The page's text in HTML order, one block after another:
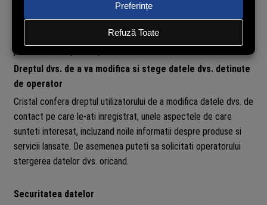
cumparatorul baza de date poate fi vanduta, autorizata,
tranzactionata doar cu acordul instantei. In cazul in care vor
aparea situatii mentionate mai sus veti fi anuntati prin e-mail sau
printr-un anunt postat pe site-urile Cristal.
Dreptul dvs. de a va modifica si stege datele dvs. detinute
de operator
Cristal confera dreptul utilizatorului de a modifica datele dvs. de
contact pe care le-ati inregistrat, unele aspectele de care
sunteti interesat, incluzand noile informatii despre produse si
servicii lansate. De asemenea puteti sa solicitati operatorului
stergerea datelor dvs. oricand.
Securitatea datelor